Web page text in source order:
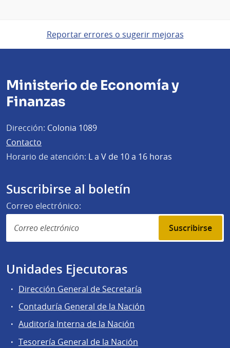
Reportar errores o sugerir mejoras
Ministerio de Economía y
Finanzas
Dirección: Colonia 1089
Contacto
Horario de atención: L a V de 10 a 16 horas
Suscribirse al boletín
Correo electrónico:
Suscribirse
Unidades Ejecutoras
Dirección General de Secretaría
Contaduría General de la Nación
Auditoría Interna de la Nación
Tesorería General de la Nación